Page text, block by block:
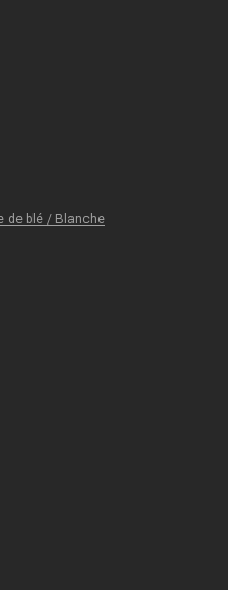
de blé / Blanche